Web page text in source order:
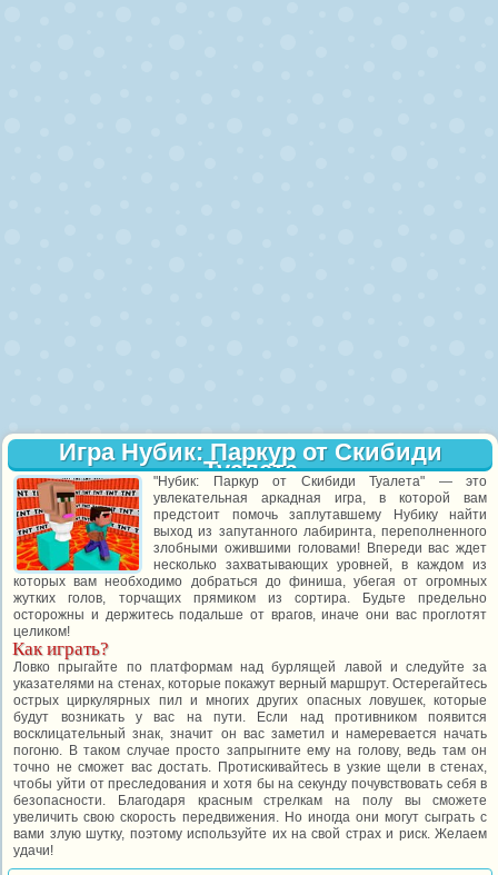
Игра Нубик: Паркур от Скибиди
Туалета
"Нубик: Паркур от Скибиди Туалета" — это
увлекательная аркадная игра, в которой вам
предстоит помочь заплутавшему Нубику найти
выход из запутанного лабиринта, переполненного
злобными ожившими головами! Впереди вас ждет
несколько захватывающих уровней, в каждом из
которых вам необходимо добраться до финиша, убегая от огромных
жутких голов, торчащих прямиком из сортира. Будьте предельно
осторожны и держитесь подальше от врагов, иначе они вас проглотят
целиком!
Как играть?
Ловко прыгайте по платформам над бурлящей лавой и следуйте за
указателями на стенах, которые покажут верный маршрут. Остерегайтесь
острых циркулярных пил и многих других опасных ловушек, которые
будут возникать у вас на пути. Если над противником появится
восклицательный знак, значит он вас заметил и намеревается начать
погоню. В таком случае просто запрыгните ему на голову, ведь там он
точно не сможет вас достать. Протискивайтесь в узкие щели в стенах,
чтобы уйти от преследования и хотя бы на секунду почувствовать себя в
безопасности. Благодаря красным стрелкам на полу вы сможете
увеличить свою скорость передвижения. Но иногда они могут сыграть с
вами злую шутку, поэтому используйте их на свой страх и риск. Желаем
удачи!